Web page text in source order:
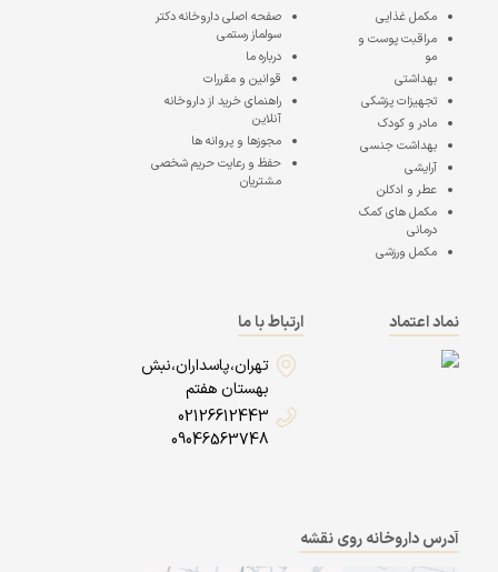
مکمل غذایی
مراقبت پوست و
مو
بهداشتی
تجهیزات پزشکی
مادر و کودک
بهداشت جنسی
آرایشی
عطر و ادکلن
مکمل های کمک
درمانی
مکمل ورزشی
صفحه اصلیداروخانه دکتر
سولماز رستمی
درباره ما
قوانین و مقررات
راهنمای خرید از داروخانه
آنلاین
مجوزها و پروانه ها
حفظ و رعایت حریم شخصی
مشتریان
نماد اعتماد
ارتباط با ما
تهران،پاسداران،نبش
بهستان هفتم
02126612443
09046563748
آدرس داروخانه روی نقشه